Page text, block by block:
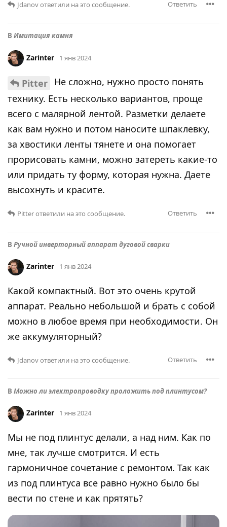
Ответить
Jdanovответили на это сообщение.
В Имитация камня
Zarinter 1 янв 2024
Pitter Не сложно, нужно просто понять
технику. Есть несколько вариантов, проще
всего с малярной лентой. Разметки делаете
как вам нужно и потом наносите шпаклевку,
за хвостики ленты тянете и она помогает
прорисовать камни, можно затереть какие-то
или придать ту форму, которая нужна. Даете
высохнуть и красите.
Ответить
Pitterответили на это сообщение.
В Ручной инверторный аппарат дуговой сварки
Zarinter 1 янв 2024
Какой компактный. Вот это очень крутой
аппарат. Реально небольшой и брать с собой
можно в любое время при необходимости. Он
же аккумуляторный?
Ответить
Jdanovответили на это сообщение.
В Можно ли электропроводку проложить под плинтусом?
Zarinter 1 янв 2024
Мы не под плинтус делали, а над ним. Как по
мне, так лучше смотрится. И есть
гармоничное сочетание с ремонтом. Так как
из под плинтуса все равно нужно было бы
вести по стене и как прятять?